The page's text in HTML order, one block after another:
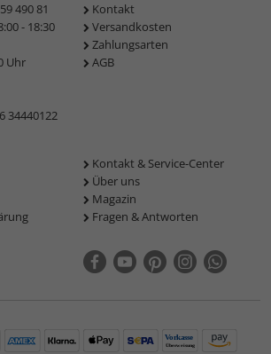
490 81
- 18:30
Uhr
34440122
Kontakt
Versandkosten
Zahlungsarten
AGB
Kontakt & Service-Center
Über uns
Magazin
Fragen & Antworten